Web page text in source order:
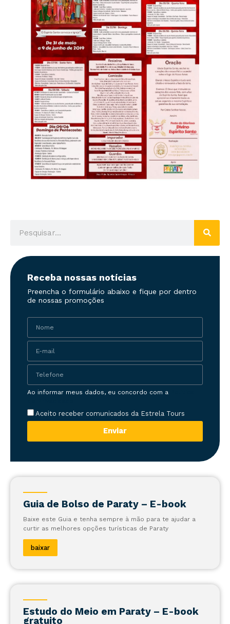
Receba nossas notícias
Preencha o formulário abaixo e fique por dentro
de nossas promoções
Ao informar meus dados, eu concordo com a
Aceito receber comunicados da Estrela Tours
Enviar
Guia de Bolso de Paraty – E-book
Baixe este Guia e tenha sempre à mão para te ajudar a
curtir as melhores opções turísticas de Paraty
baixar
Estudo do Meio em Paraty – E-book
gratuito